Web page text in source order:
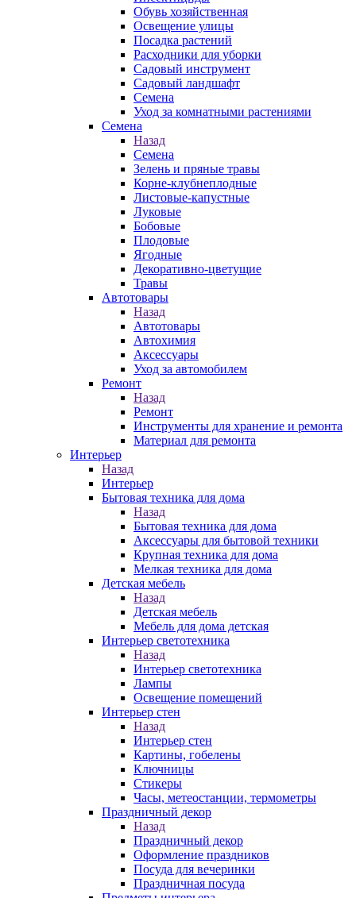
Обувь хозяйственная
Освещение улицы
Посадка растений
Расходники для уборки
Садовый инструмент
Садовый ландшафт
Семена
Уход за комнатными растениями
Семена
Назад
Семена
Зелень и пряные травы
Корне-клубнеплодные
Листовые-капустные
Луковые
Бобовые
Плодовые
Ягодные
Декоративно-цветущие
Травы
Автотовары
Назад
Автотовары
Автохимия
Аксессуары
Уход за автомобилем
Ремонт
Назад
Ремонт
Инструменты для хранение и ремонта
Материал для ремонта
Интерьер
Назад
Интерьер
Бытовая техника для дома
Назад
Бытовая техника для дома
Аксессуары для бытовой техники
Крупная техника для дома
Мелкая техника для дома
Детская мебель
Назад
Детская мебель
Мебель для дома детская
Интерьер светотехника
Назад
Интерьер светотехника
Лампы
Освещение помещений
Интерьер стен
Назад
Интерьер стен
Картины, гобелены
Ключницы
Стикеры
Часы, метеостанции, термометры
Праздничный декор
Назад
Праздничный декор
Оформление праздников
Посуда для вечеринки
Праздничная посуда